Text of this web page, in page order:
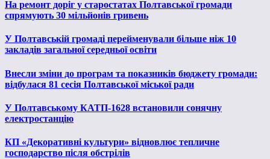
На ремонт доріг у старостатах Полтавської громади
спрямують 30 мільйонів гривень
У Полтавській громаді перейменували більше ніж 10
закладів загальної середньої освіти
Внесли зміни до програм та показників бюджету громади:
відбулася 81 сесія Полтавської міської ради
У Полтавському КАТП-1628 встановили сонячну
електростанцію
КП «Декоративні культури» відновлює тепличне
господарство після обстрілів